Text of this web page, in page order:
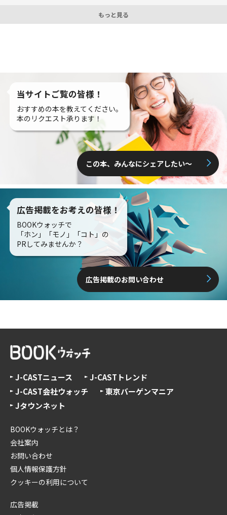
もっと見る
当サイトご覧の皆様！
おすすめの本を教えてください。
本のリクエスト承ります！
この本、みんなにシェアしたい〜
広告掲載をお考えの皆様！
BOOKウォッチで
「ホン」「モノ」「コト」の
PRしてみませんか？
広告掲載のお問い合わせ
J-CASTニュース
J-CASTトレンド
J-CAST会社ウォッチ
東京バーゲンマニア
Jタウンネット
BOOKウォッチとは？
会社案内
お問い合わせ
個人情報保護方針
クッキーの利用について
広告掲載